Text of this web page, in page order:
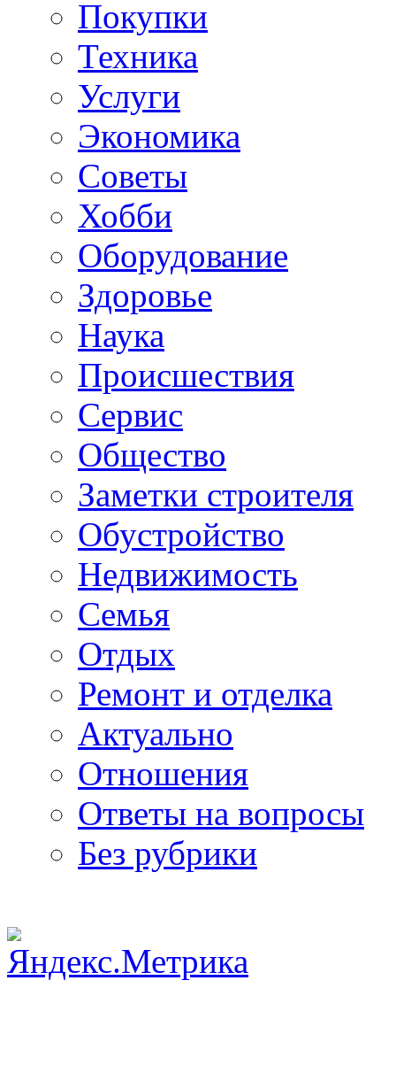
Покупки
Техника
Услуги
Экономика
Советы
Хобби
Oборудование
Здоровье
Наука
Происшествия
Сервис
Общество
Заметки строителя
Обустройство
Недвижимость
Семья
Отдых
Ремонт и отделка
Актуально
Отношения
Ответы на вопросы
Без рубрики